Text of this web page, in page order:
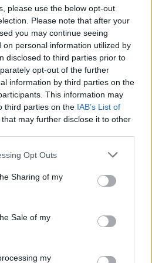
please use the below opt-out
Please note that after your
you may continue seeing
on personal information utilized by
disclosed to third parties prior to
opt-out of the further
information by third parties on the
This information may
third parties on the IAB’s List of
that may further disclose it to other
Opt Outs
Sharing of my
Sale of my
my
población de la Tercera Edad,
nuestros mayores que viven
ser destinatarios principales de
Javier Sánchez, responsable
realizará la logística para llegar
las personas en situación de